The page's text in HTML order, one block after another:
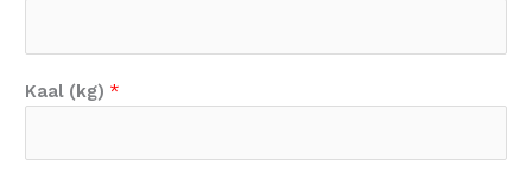
Kaal (kg) *